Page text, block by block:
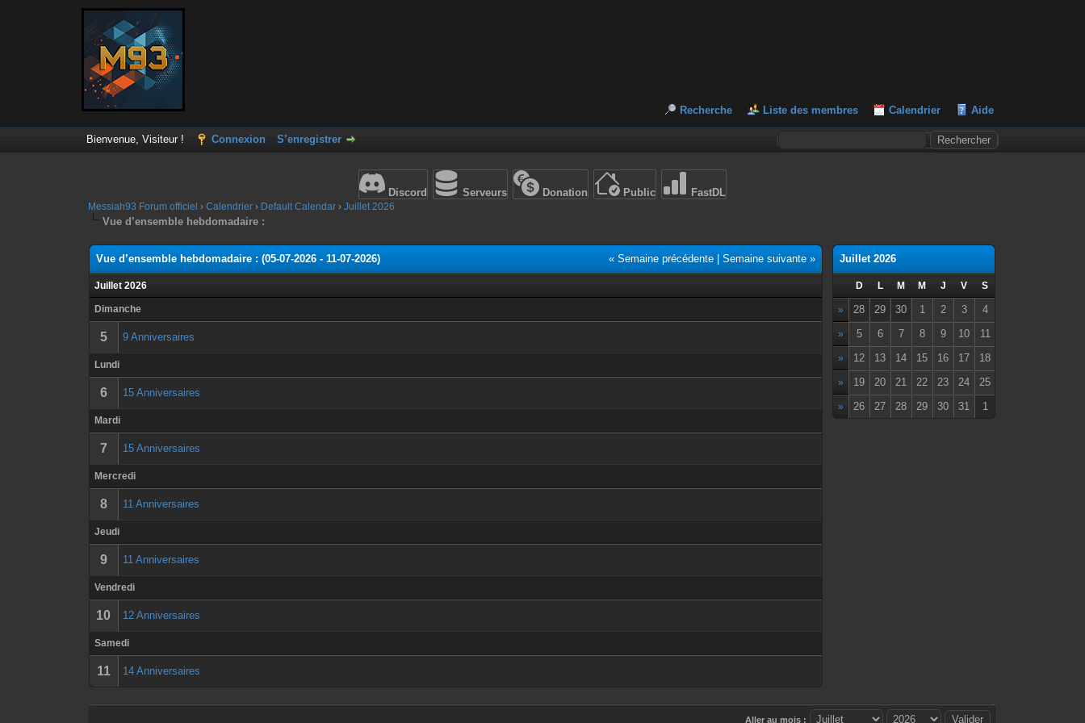
Recherche Liste des membres Calendrier Aide
Bienvenue, Visiteur ! Connexion S’enregistrer
Discord Serveurs Donation Public FastDL
Messiah93 Forum officiel ›Calendrier › Default Calendar ›Juillet 2026
Vue d’ensemble hebdomadaire :
« Semaine précédente |Semaine suivante »
Vue d’ensemble hebdomadaire : (05-07-2026 - 11-07-2026)
Juillet 2026
Dimanche
5 9 Anniversaires
Lundi
6 15 Anniversaires
Mardi
7 15 Anniversaires
Mercredi
8 11 Anniversaires
Jeudi
9 11 Anniversaires
Vendredi
10 12 Anniversaires
Samedi
11 14 Anniversaires
Juillet 2026
D L M M J V S
» 28 29 30 1 2 3 4
» 5 6 7 8 9 10 11
» 12 13 14 15 16 17 18
» 19 20 21 22 23 24 25
» 26 27 28 29 30 31 1
Aller au mois :